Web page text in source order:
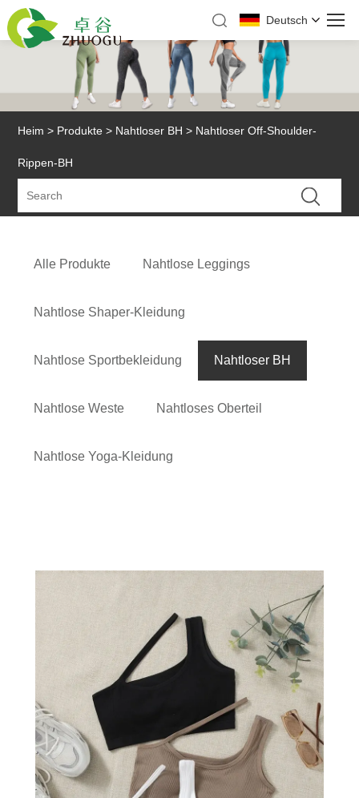
Deutsch
Heim > Produkte > Nahtloser BH > Nahtloser Off-Shoulder-
Rippen-BH
Alle Produkte Nahtlose Leggings
Nahtlose Shaper-Kleidung
Nahtlose Sportbekleidung Nahtloser BH
Nahtlose Weste Nahtloses Oberteil
Nahtlose Yoga-Kleidung